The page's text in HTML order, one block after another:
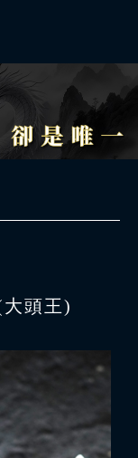
大頭王)